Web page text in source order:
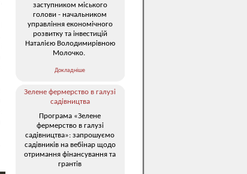
заступником міського
голови - начальником
управління економічного
розвитку та інвестицій
Наталією Володимирівною
Молочко.
Докладніше
Зелене фермерство в галузі
садівництва
Програма «Зелене
фермерство в галузі
садівництва»: запрошуємо
садівників на вебінар щодо
отримання фінансування та
грантів